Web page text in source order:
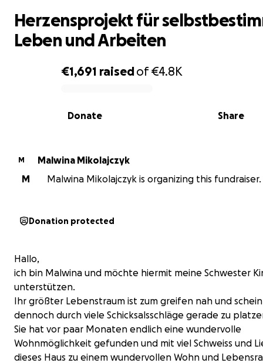
0% complete
€1,691 raisedof€4.8K
Share
Donate
Herzensprojekt für
Leben und Arbeiten
M
Malwina Mikolajczyk
M
Malwina Mikolajczyk is organizing this fundraiser.
Donation protected
Hallo,
ich bin Malwina und möchte hiermit meine Schwester
unterstützen.
Ihr größter Lebenstraum ist zum greifen nah und
dennoch durch viele Schicksalsschläge gerade zu
Sie hat vor paar Monaten endlich eine wundervolle
Wohnmöglichkeit gefunden und mit viel Schweiss und
dieses Haus zu einem wundervollen Wohn und